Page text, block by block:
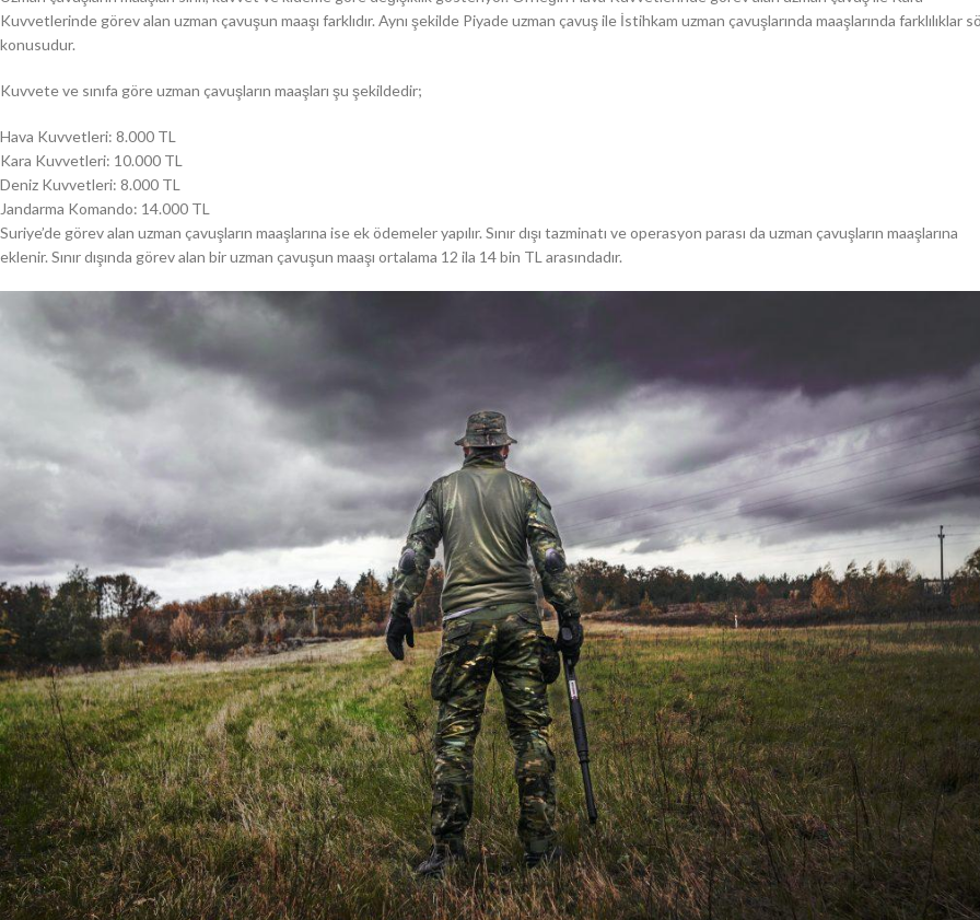
Kuvvetlerinde görev alan uzman çavuşun maaşı farklıdır. Aynı şekilde Piyade uzman çavuş ile İstihkam uzman çavuşlarında maaşlarında farklılıklar
konusudur.
Kuvvete ve sınıfa göre uzman çavuşların maaşları şu şekildedir;
Hava Kuvvetleri: 8.000 TL
Kara Kuvvetleri: 10.000 TL
Deniz Kuvvetleri: 8.000 TL
Jandarma Komando: 14.000 TL
Suriye’de görev alan uzman çavuşların maaşlarına ise ek ödemeler yapılır. Sınır dışı tazminatı ve operasyon parası da uzman çavuşların maaşlarına
eklenir. Sınır dışında görev alan bir uzman çavuşun maaşı ortalama 12 ila 14 bin TL arasındadır.